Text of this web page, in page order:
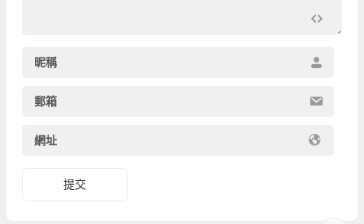
昵稱
郵箱
網址
提交